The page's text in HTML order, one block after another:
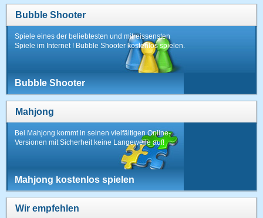
Bubble Shooter
Spiele eines der beliebtesten und mitreissensten
Spiele im Internet ! Bubble Shooter kostenlos spielen.
Bubble Shooter
Mahjong
Bei Mahjong kommt in seinen vielfältigen Online-
Versionen mit Sicherheit keine Langeweile auf!
Mahjong kostenlos spielen
Wir empfehlen